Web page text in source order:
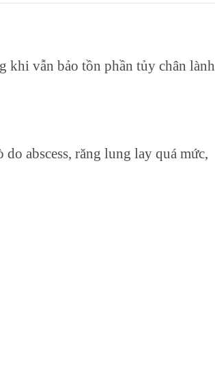
vẫn bảo tồn phần tủy chân lành
abscess, răng lung lay quá mức,